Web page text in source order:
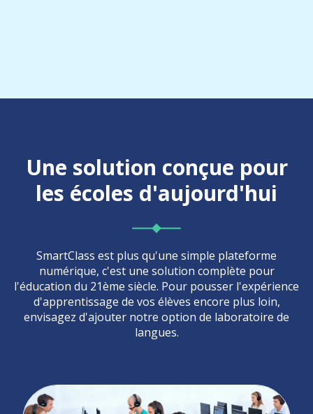
Une solution conçue pour
les écoles d'aujourd'hui
SmartClass est plus qu'une simple plateforme
numérique, c'est une solution complète pour
l'éducation du 21ème siècle. Pour pousser l'expérience
d'apprentissage de vos élèves encore plus loin,
envisagez d'ajouter notre option de laboratoire de
langues.